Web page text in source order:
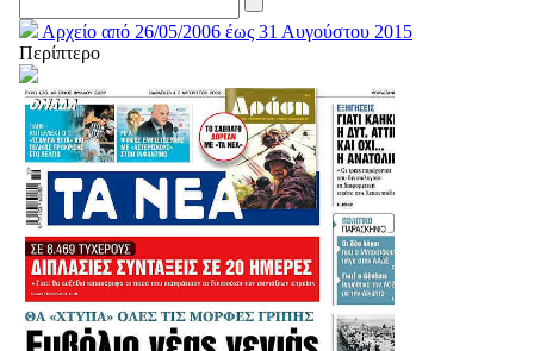
Αρχείο από 26/05/2006 έως 31 Αυγούστου 2015
Περίπτερο